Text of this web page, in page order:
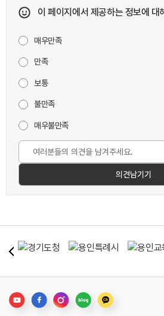
이 페이지에서 제공하는 정보에 대
매우만족
만족
보통
불만족
매우불만족